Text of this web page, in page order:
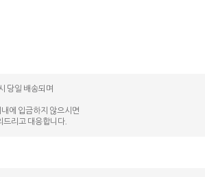
당일 배송되며
에 입금하지 않으시면
드리고 대응합니다.